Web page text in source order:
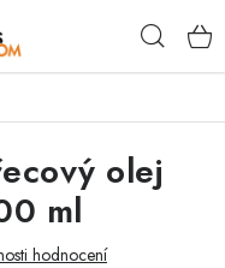
olej
ml
hodnocení